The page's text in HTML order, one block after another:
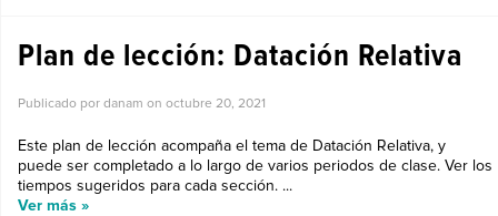
Plan de lección: Datación Relativa
Publicado por danam on octubre 20, 2021
Este plan de lección acompaña el tema de Datación Relativa, y
puede ser completado a lo largo de varios periodos de clase. Ver los
tiempos sugeridos para cada sección. ...
Ver más »